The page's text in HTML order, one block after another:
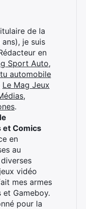
de la
je suis
en
Sport Auto,
automobile
Le Mag Jeux
.
et Comics
en
au
vidéo
mes armes
et Gameboy.
pour la